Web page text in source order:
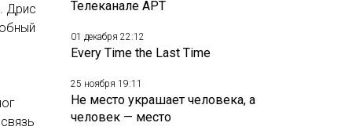
Дрис
Телеканале АРТ
01 декабря 22:12
Every Time the Last Time
25 ноября 19:11
Не место украшает человека, а
человек — место